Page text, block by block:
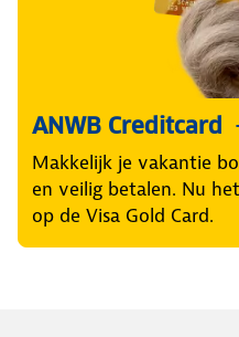
ANWB Creditcard
Makkelijk je vakantie
en veilig betalen. Nu
op de Visa Gold Card.